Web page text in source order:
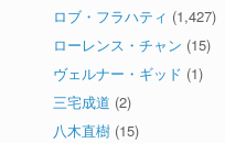
ロブ・フラハティ (1,427)
ローレンス・チャン (15)
ヴェルナー・ギッド (1)
三宅成道 (2)
八木直樹 (15)